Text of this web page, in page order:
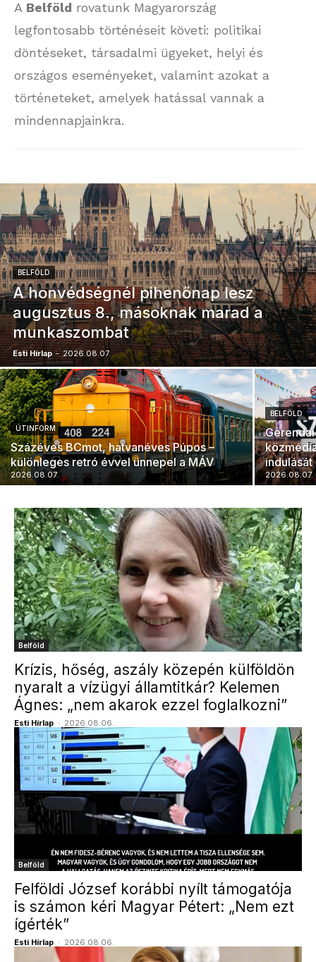
A Belföld rovatunk Magyarország
legfontosabb történéseit követi: politikai
döntéseket, társadalmi ügyeket, helyi és
országos eseményeket, valamint azokat a
történeteket, amelyek hatással vannak a
mindennapjainkra.
BELFÖLD
A honvédségnél pihenőnap lesz
augusztus 8., másoknak marad a
munkaszombat
Esti Hírlap - 2026.08.07.
ÚTINFORM
Százéves BCmot, hatvanéves Púpos –
különleges retró évvel ünnepel a MÁV
2026.08.07.
BELFÖLD
2026.08.07.
Belföld
Krízis, hőség, aszály közepén külföldön
nyaralt a vízügyi államtitkár? Kelemen
Ágnes: „nem akarok ezzel foglalkozni”
Esti Hírlap - 2026.08.06.
Belföld
Felföldi József korábbi nyílt támogatója
is számon kéri Magyar Pétert: „Nem ezt
ígérték”
Esti Hírlap - 2026.08.06.